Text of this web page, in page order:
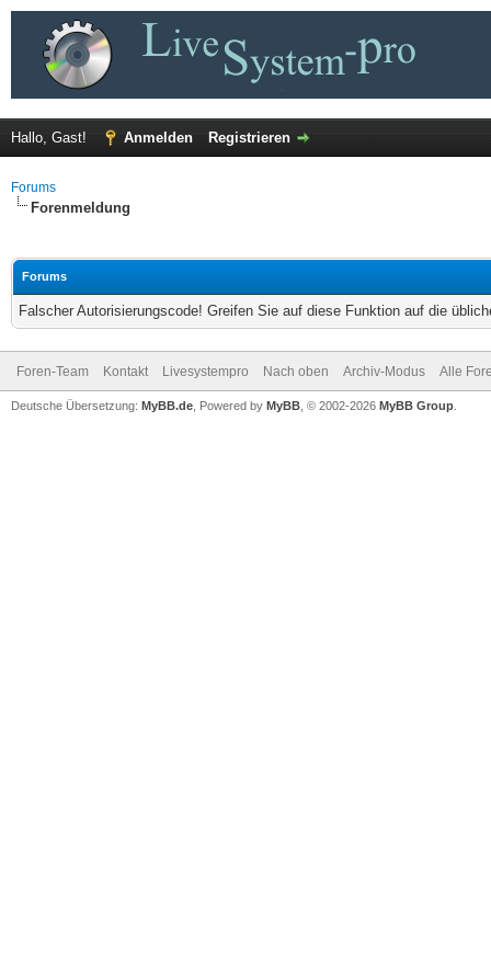
Hallo, Gast! Anmelden Registrieren
Forums
Forenmeldung
Forums
Falscher Autorisierungscode! Greifen Sie auf diese Funktion auf die
Foren-Team Kontakt Livesystempro Nach oben Archiv-Modus Alle
Deutsche Übersetzung: MyBB.de , Powered by MyBB , © 2002-2026 MyBB Group